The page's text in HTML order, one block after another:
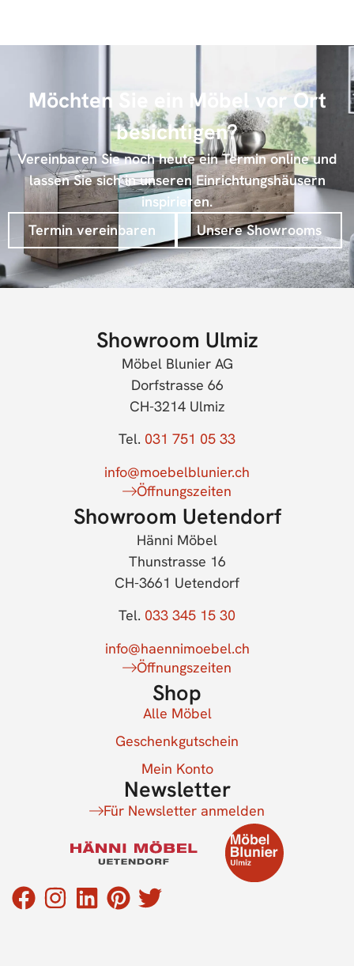
Möchten Sie ein Möbel vor Ort
besichtigen?
Vereinbaren Sie noch heute ein Termin online und
lassen Sie sich in unseren Einrichtungshäusern
inspirieren.
Termin vereinbaren
Unsere Showrooms
Showroom Ulmiz
Möbel Blunier AG
Dorfstrasse 66
CH-3214 Ulmiz
Tel. 031 751 05 33
info@moebelblunier.ch
Öffnungszeiten
Showroom Uetendorf
Hänni Möbel
Thunstrasse 16
CH-3661 Uetendorf
Tel. 033 345 15 30
info@haennimoebel.ch
Öffnungszeiten
Shop
Alle Möbel
Geschenkgutschein
Mein Konto
Newsletter
Für Newsletter anmelden